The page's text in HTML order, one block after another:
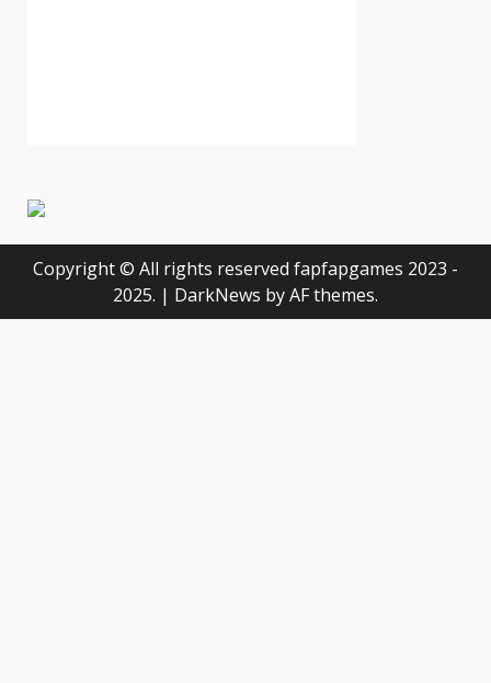
Copyright © All rights reserved fapfapgames 2023 -
2025. | DarkNews by AF themes.